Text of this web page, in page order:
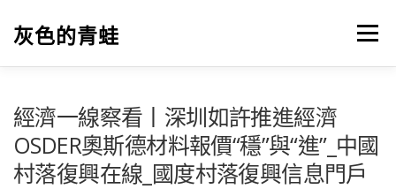
灰色的青蛙 選單
經濟一線察看丨深圳如許推進經濟
OSDER奧斯德材料報價“穩”與“進”_中國
村落復興在線_國度村落復興信息門戶